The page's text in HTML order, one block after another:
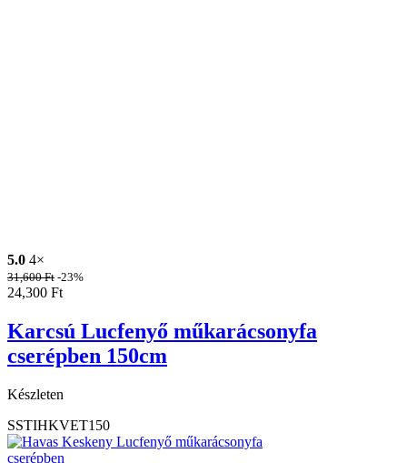
5.0 4×
31,600Ft -23%
24,300 Ft
Karcsú Lucfenyő műkarácsonyfa
cserépben 150cm
Készleten
SSTIHKVET150